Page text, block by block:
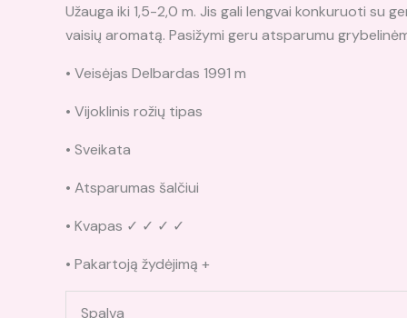
Užauga iki 1,5-2,0 m. Jis gali lengvai konkuruoti su
vaisių aromatą. Pasižymi geru atsparumu
• Veisėjas Delbardas 1991 m
• Vijoklinis rožių tipas
• Sveikata
• Atsparumas šalčiui
• Kvapas ✓ ✓ ✓ ✓
• Pakartoją žydėjimą +
Spalva